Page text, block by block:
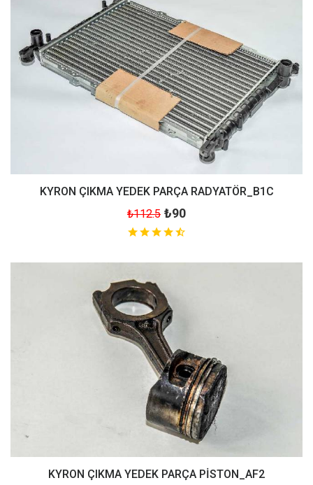
KYRON ÇIKMA YEDEK PARÇA RADYATÖR_B1C
₺112.5 ₺90
KYRON ÇIKMA YEDEK PARÇA PİSTON_AF2